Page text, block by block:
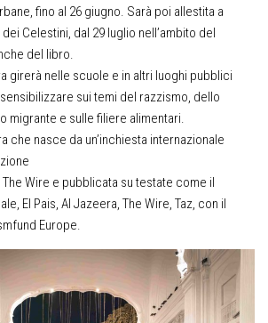
fino al 26 giugno. Sarà poi allestita a
Celestini, dal 29 luglio nell’ambito del
del libro.
girerà nelle scuole e in altri luoghi pubblici
sensibilizzare sui temi del razzismo, dello
migrante e sulle filiere alimentari.
che nasce da un’inchiesta internazionale
Wire e pubblicata su testate come il
El Pais, Al Jazeera, The Wire, Taz, con il
Europe.